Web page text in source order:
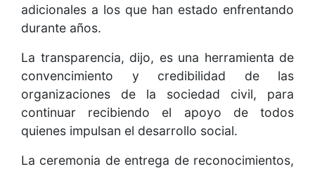
adicionales a los que han estado enfrentando
durante años.
La transparencia, dijo, es una herramienta de
convencimiento y credibilidad de las
organizaciones de la sociedad civil, para
continuar recibiendo el apoyo de todos
quienes impulsan el desarrollo social.
La ceremonia de entrega de reconocimientos,